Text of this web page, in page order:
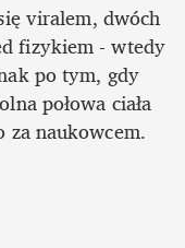
viralem, dwóch
fizykiem - wtedy
po tym, gdy
połowa ciała
za naukowcem.